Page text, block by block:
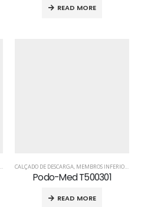
READ MORE
PRODUTOS ORTOPÉDICOS
CALÇADO DE DESCARGA, MEMBROS INFERIORES
Podo-Med T500301
READ MORE